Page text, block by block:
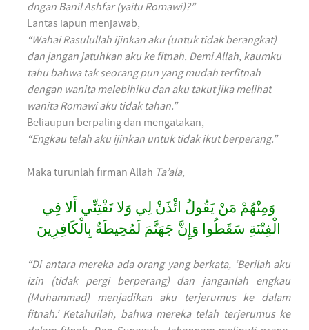
dngan Banil Ashfar(yaitu Romawi)?”
Lantas iapun menjawab,
“Wahai Rasulullah ijinkan aku (untuk tidak berangkat)
dan jangan jatuhkan aku ke fitnah. Demi Allah, kaumku
tahu bahwa tak seorang pun yang mudah terfitnah
dengan wanita melebihiku dan aku takut jika melihat
wanita Romawi aku tidak tahan.”
Beliaupun berpaling dan mengatakan,
“Engkau telah aku ijinkan untuk tidak ikut berperang.”
Maka turunlah firman Allah Ta’ala,
وَمِنْهُمْ مَنْ يَقُولُ ائْذَنْ لِي وَلا تَفْتِنِّي أَلا فِي
الْفِتْنَةِ سَقَطُوا وَإِنَّ جَهَنَّمَ لَمُحِيطَةٌ بِالْكَافِرِينَ
“Di antara mereka ada orang yang berkata, ‘Berilah aku
izin (tidak pergi berperang) dan janganlah engkau
(Muhammad) menjadikan aku terjerumus ke dalam
fitnah.’ Ketahuilah, bahwa mereka telah terjerumus ke